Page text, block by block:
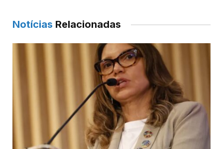
Notícias Relacionadas